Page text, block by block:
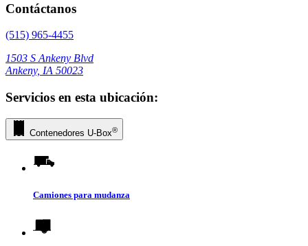
Contáctanos
(515) 965-4455
1503 S Ankeny Blvd
Ankeny, IA 50023
Servicios en esta ubicación:
Contenedores U-Box®
Camiones para mudanza